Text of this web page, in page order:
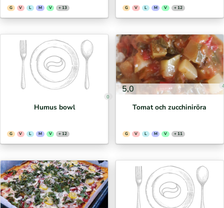
G V L M V + 13 G V L M V + 12
0
Humus bowl
G V L M V + 12
5,0
Tomat och zucchiniröra
G V L M V + 11